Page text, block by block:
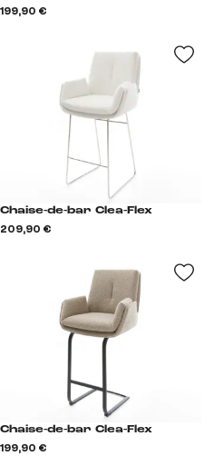
199,90 €
Chaise-de-bar Clea-Flex
209,90 €
Chaise-de-bar Clea-Flex
199,90 €